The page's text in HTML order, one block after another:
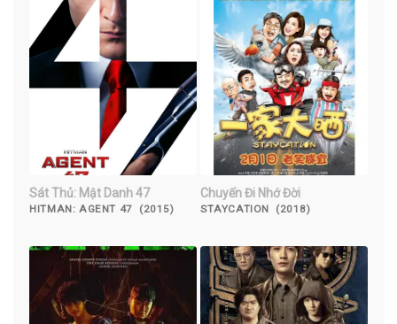
Sát Thủ: Mật Danh 47
HITMAN: AGENT 47 (2015)
Chuyến Đi Nhớ Đời
STAYCATION (2018)